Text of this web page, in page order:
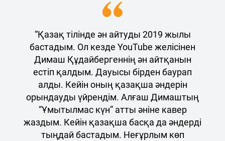
“Қазақ тілінде ән айтуды 2019 жылы
бастадым. Ол кезде YouTube желісінен
Димаш Құдайбергеннің ән айтқанын
естіп қалдым. Дауысы бірден баурап
алды. Кейін оның қазақша әндерін
орындауды үйрендім. Алғаш Димаштың
“Ұмытылмас күн” атты әніне кавер
жаздым. Кейін қазақша басқа да әндерді
тыңдай бастадым. Неғұрлым көп